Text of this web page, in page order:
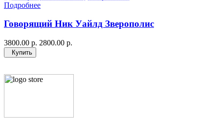
Подробнее
Говорящий Ник Уайлд Зверополис
3800.00 р. 2800.00 р.
Купить